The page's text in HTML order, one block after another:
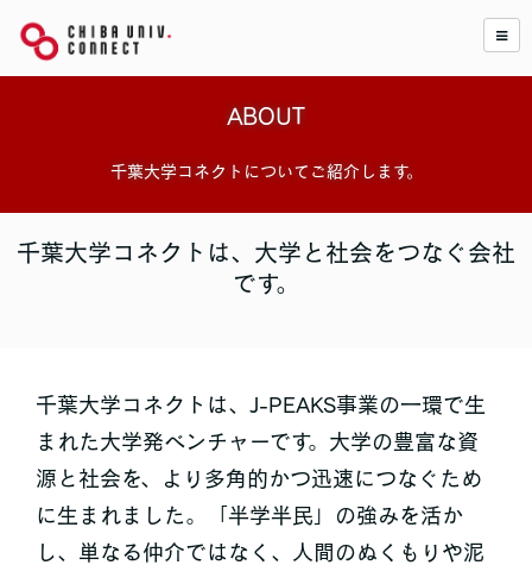
ABOUT
千葉大学コネクトについてご紹介します。
千葉大学コネクトは、大学と社会をつなぐ会社
です。
千葉大学コネクトは、J-PEAKS事業の一環で生
まれた大学発ベンチャーです。大学の豊富な資
源と社会を、より多角的かつ迅速につなぐため
に生まれました。「半学半民」の強みを活か
し、単なる仲介ではなく、人間のぬくもりや泥